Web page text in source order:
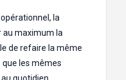
la
au maximum la
de refaire la même
les mêmes
quotidien.